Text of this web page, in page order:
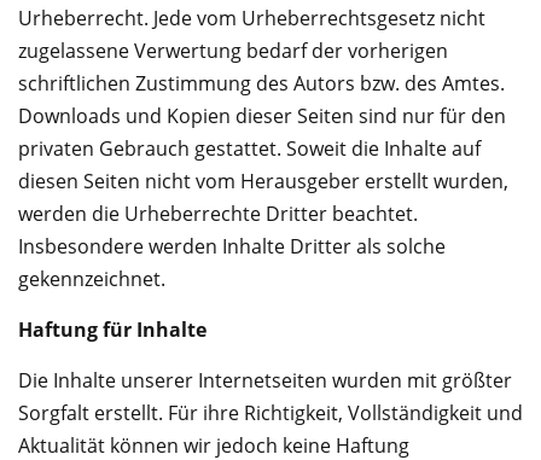
Urheberrecht. Jede vom Urheberrechtsgesetz nicht
zugelassene Verwertung bedarf der vorherigen
schriftlichen Zustimmung des Autors bzw. des Amtes.
Downloads und Kopien dieser Seiten sind nur für den
privaten Gebrauch gestattet. Soweit die Inhalte auf
diesen Seiten nicht vom Herausgeber erstellt wurden,
werden die Urheberrechte Dritter beachtet.
Insbesondere werden Inhalte Dritter als solche
gekennzeichnet.
Haftung für Inhalte
Die Inhalte unserer Internetseiten wurden mit größter
Sorgfalt erstellt. Für ihre Richtigkeit, Vollständigkeit und
Aktualität können wir jedoch keine Haftung